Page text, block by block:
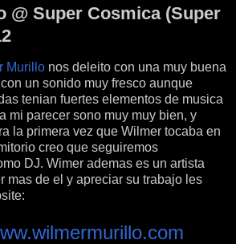
@ Super Cosmica (Super
Murillo nos deleito con una muy buena
un sonido muy fresco aunque
tenian fuertes elementos de musica
mi parecer sono muy muy bien, y
la primera vez que Wilmer tocaba en
creo que seguiremos
DJ. Wimer ademas es un artista
mas de el y apreciar su trabajo les